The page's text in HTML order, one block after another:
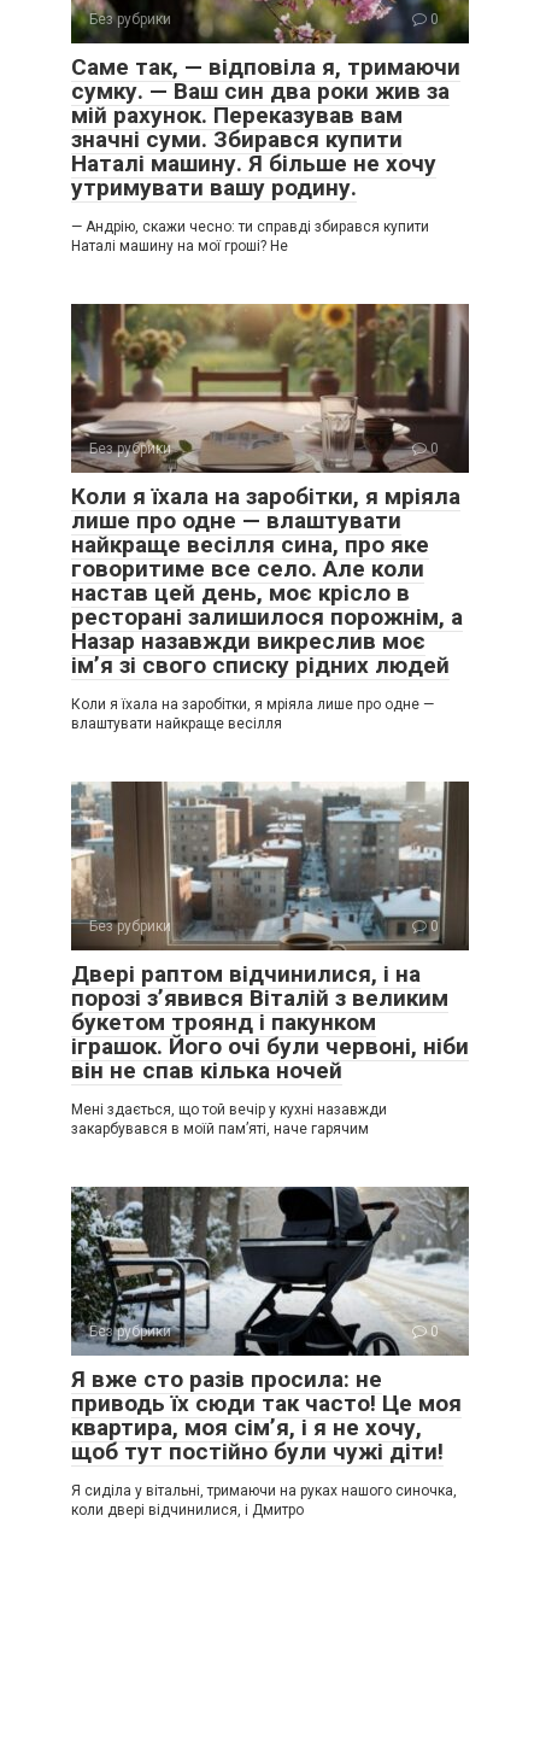
Без рубрики 0
Саме так, — відповіла я, тримаючи
сумку. — Ваш син два роки жив за
мій рахунок. Переказував вам
значні суми. Збирався купити
Наталі машину. Я більше не хочу
утримувати вашу родину.
— Андрію, скажи чесно: ти справді збирався купити
Наталі машину на мої гроші? Не
Без рубрики 0
Коли я їхала на заробітки, я мріяла
лише про одне — влаштувати
найкраще весілля сина, про яке
говоритиме все село. Але коли
настав цей день, моє крісло в
ресторані залишилося порожнім, а
Назар назавжди викреслив моє
ім’я зі свого списку рідних людей
Коли я їхала на заробітки, я мріяла лише про одне —
влаштувати найкраще весілля
Без рубрики 0
Двері раптом відчинилися, і на
порозі з’явився Віталій з великим
букетом троянд і пакунком
іграшок. Його очі були червоні, ніби
він не спав кілька ночей
Мені здається, що той вечір у кухні назавжди
закарбувався в моїй пам’яті, наче гарячим
Без рубрики 0
Я вже сто разів просила: не
приводь їх сюди так часто! Це моя
квартира, моя сім’я, і я не хочу,
щоб тут постійно були чужі діти!
Я сиділа у вітальні, тримаючи на руках нашого синочка,
коли двері відчинилися, і Дмитро